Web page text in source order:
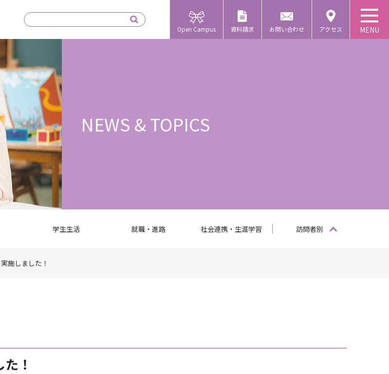
Open Campus 資料請求 お問い合わせ アクセス
NEWS & TOPICS
学生生活 就職・進路 社会連携・生涯学習 訪問者別
施しました！
！